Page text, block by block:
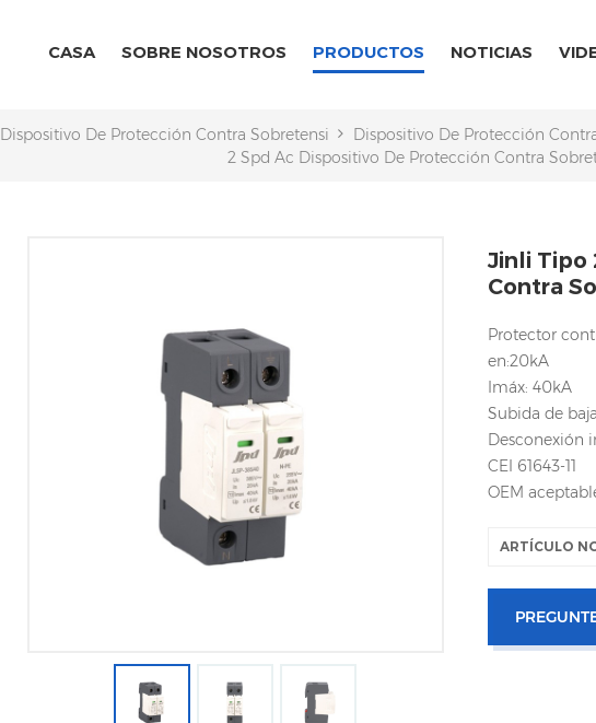
CASA SOBRE NOSOTROS PRODUCTOS NOTICIAS
Dispositivo De Protección Contra Sobretensiones CA/CCDispositivo De Protección
2 Spd Ac Dispositivo De Protección Contra
Jinli Tipo
Contra
Protector
en:20kA
Imáx: 40kA
Subida de
Desconexión
CEI 61643-11
OEM
ARTÍCULO